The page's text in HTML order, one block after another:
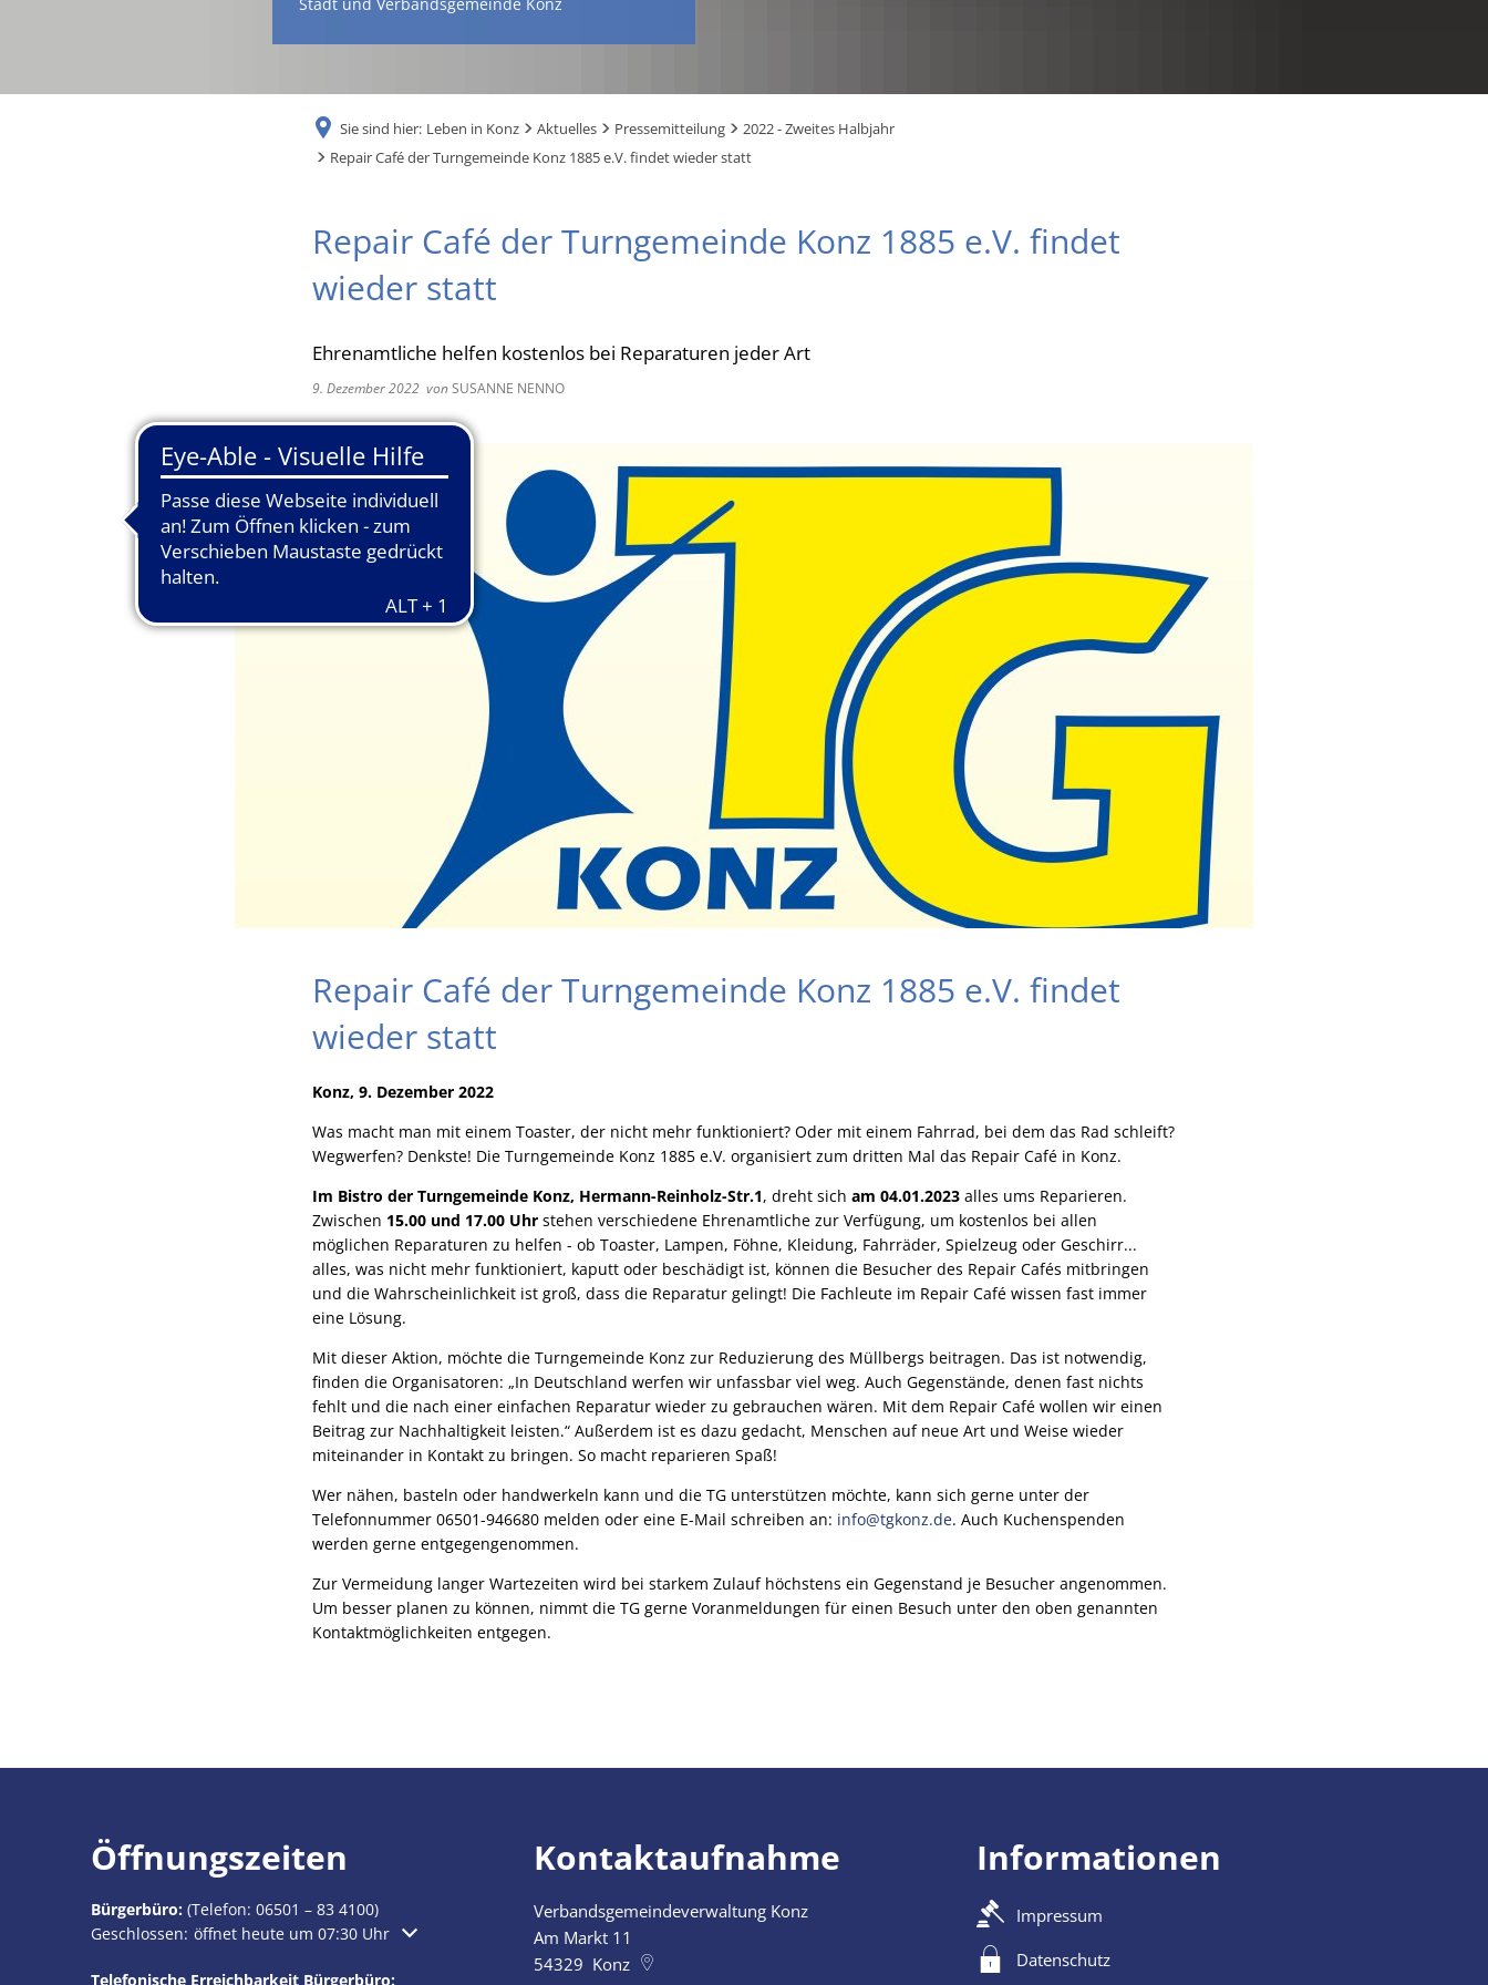
Sie sind hier: Leben in Konz Aktuelles Pressemitteilung
2022 - Zweites Halbjahr
Repair Café der Turngemeinde Konz 1885 e.V. findet wieder statt
Repair Café der Turngemeinde Konz 1885 e.V. findet
wieder statt
Ehrenamtliche helfen kostenlos bei Reparaturen jeder Art
9. Dezember 2022 vonSUSANNE NENNO
Repair Café der Turngemeinde Konz 1885 e.V. findet
wieder statt
Konz, 9. Dezember 2022
Was macht man mit einem Toaster, der nicht mehr funktioniert? Oder mit einem Fahrrad, bei dem das Rad schleift?
Wegwerfen? Denkste! Die Turngemeinde Konz 1885 e.V. organisiert zum dritten Mal das Repair Café in Konz.
Im Bistro der Turngemeinde Konz, Hermann-Reinholz-Str.1, dreht sich am 04.01.2023 alles ums Reparieren.
Zwischen 15.00 und 17.00 Uhr stehen verschiedene Ehrenamtliche zur Verfügung, um kostenlos bei allen
möglichen Reparaturen zu helfen - ob Toaster, Lampen, Föhne, Kleidung, Fahrräder, Spielzeug oder Geschirr...
alles, was nicht mehr funktioniert, kaputt oder beschädigt ist, können die Besucher des Repair Cafés mitbringen
und die Wahrscheinlichkeit ist groß, dass die Reparatur gelingt! Die Fachleute im Repair Café wissen fast immer
eine Lösung.
Mit dieser Aktion, möchte die Turngemeinde Konz zur Reduzierung des Müllbergs beitragen. Das ist notwendig,
finden die Organisatoren: „In Deutschland werfen wir unfassbar viel weg. Auch Gegenstände, denen fast nichts
fehlt und die nach einer einfachen Reparatur wieder zu gebrauchen wären. Mit dem Repair Café wollen wir einen
Beitrag zur Nachhaltigkeit leisten.“ Außerdem ist es dazu gedacht, Menschen auf neue Art und Weise wieder
miteinander in Kontakt zu bringen. So macht reparieren Spaß!
Wer nähen, basteln oder handwerkeln kann und die TG unterstützen möchte, kann sich gerne unter der
Telefonnummer 06501-946680 melden oder eine E-Mail schreiben an: info@tgkonz.de. Auch Kuchenspenden
werden gerne entgegengenommen.
Zur Vermeidung langer Wartezeiten wird bei starkem Zulauf höchstens ein Gegenstand je Besucher angenommen.
Um besser planen zu können, nimmt die TG gerne Voranmeldungen für einen Besuch unter den oben genannten
Kontaktmöglichkeiten entgegen.
Öffnungszeiten
Bürgerbüro: (Telefon: 06501 – 83 4100)
Klicken, um weitere Öffnungs- oder Schließzeiten auszublenden
Geschlossen: öffnet heute um 07:30 Uhr
Telefonische Erreichbarkeit Bürgerbüro:
Kontaktaufnahme
Verbandsgemeindeverwaltung Konz
Am Markt 11
54329 Konz
Informationen
Impressum
Datenschutz